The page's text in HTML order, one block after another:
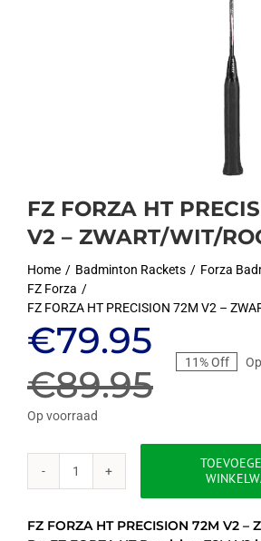
FZ FORZA HT
V2 – ZWART/WIT/
Home Badminton Rackets
Forza
FZ Forza
FZ FORZA HT PRECISION 72M V2 –
€89.95
prijs
was:
€89.95.
€79.95
Huidige
prijs
is:
€79.95.
11% Off
Op voorraad
FZ
FZ FORZA HT PRECISION 72M V2 –